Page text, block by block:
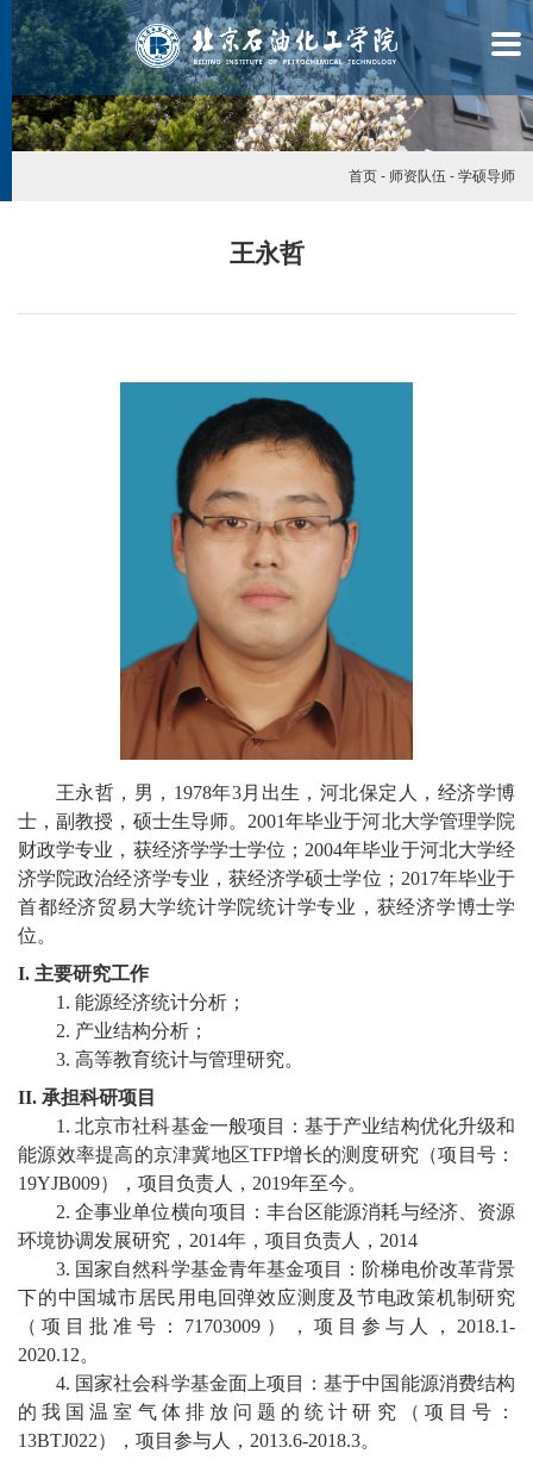
置
招
生
就
教
资
队
伍
首页 - 师资队伍 - 学硕导师
王永哲
王永哲，男， 1978年3月出生，河北保定人，经济学博
士，副教授 ，硕士生导师。 2001年毕业于河北大学管理学院
财政学专业，获经济学学士学位； 2004年毕业于河北大学经
济学院政治经济学专业，获经济学硕士学位； 2017年毕业于
首都经济贸易大学统计学院统计学专业，获经济学博士学
位。
I. 主要研究工作
1. 能源经济统计分析；
2. 产业结构分析；
3. 高等教育统计与管理研究。
II. 承担科研项目
1.北京市社科基金一般项目：基于产业结构优化升级和
能源效率提高的京津冀地区TFP增长的测度研究（项目号：
19YJB009），项目负责人， 2019年至今。
2.企事业单位横向项目：丰台区能源消耗与经济、资源
环境协调发展研究， 2014年，项目负责人， 2014
3. 国家自然科学基金青年基金项目：阶梯电价改革背景
下的中国城市居民用电回弹效应测度及节电政策机制研究
（项目批准号
： 71703009 ），项目参与人， 2018.1-
2020.12。
4. 国家社会科学基金面上项目：基于中国能源消费结构
的我国温室气体排放问题的统计研究（项目号：
13BTJ022），项目参与人， 2013.6-2018.3。